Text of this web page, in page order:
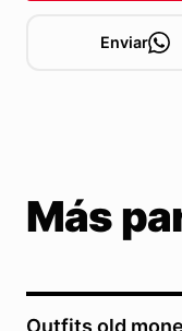
Enviar
Más
Outfits old